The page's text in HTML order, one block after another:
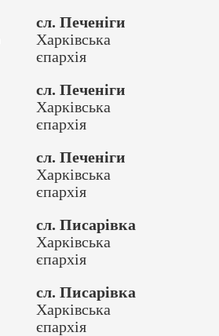
сл. Печеніги
Харківська
єпархія
сл. Печеніги
Харківська
єпархія
сл. Печеніги
Харківська
єпархія
сл. Писарівка
Харківська
єпархія
сл. Писарівка
Харківська
єпархія